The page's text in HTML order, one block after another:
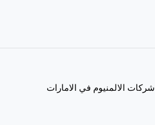
شركات الالمنيوم في الامارات